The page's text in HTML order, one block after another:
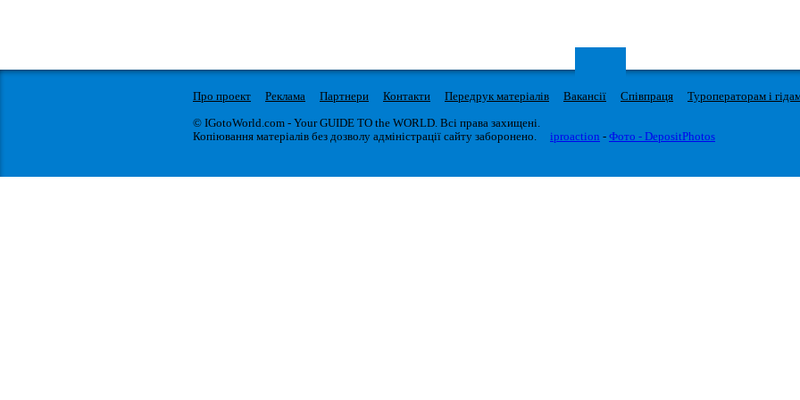
Про проект Реклама Партнери Контакти Передрук матеріалів Вакансії Співпраця Туроператорам і
© IGotoWorld.com - Your GUIDE TO the WORLD. Всі права захищені.
Копіювання матеріалів без дозволу адміністрації сайту заборонено.
iproaction - Фото - DepositPhotos